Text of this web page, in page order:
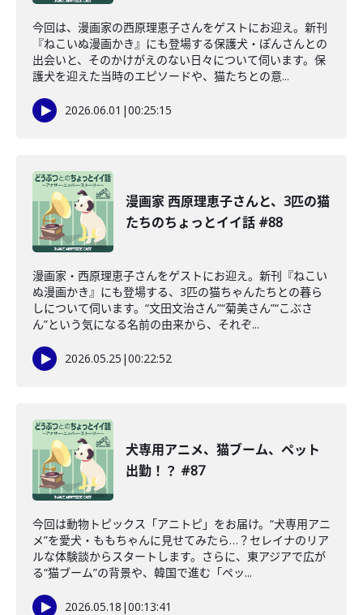
今回は、漫画家の西原理恵子さんをゲストにお迎え。新刊
『ねこいぬ漫画かき』にも登場する保護犬・ぽんさんとの
出会いと、そのかけがえのない日々について伺います。保
護犬を迎えた当時のエピソードや、猫たちとの意...
2026.06.01 |00:25:15
漫画家 西原理恵子さんと、3匹の猫
たちのちょっとイイ話 #88
漫画家・西原理恵子さんをゲストにお迎え。新刊『ねこい
ぬ漫画かき』にも登場する、3匹の猫ちゃんたちとの暮ら
しについて伺います。“文田文治さん”“菊美さん”“こぶさ
ん”という気になる名前の由来から、それぞ...
2026.05.25 |00:22:52
犬専用アニメ、猫ブーム、ペット
出勤！？ #87
今回は動物トピックス「アニトピ」をお届け。“犬専用アニ
メ”を愛犬・ももちゃんに見せてみたら…？セレイナのリア
ルな体験談からスタートします。さらに、東アジアで広が
る“猫ブーム”の背景や、韓国で進む「ペッ...
2026.05.18 |00:13:41